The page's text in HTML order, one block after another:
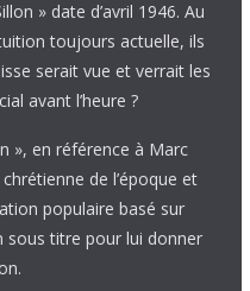
» date d’avril 1946. Au
toujours actuelle, ils
serait vue et verrait les
avant l’heure ?
», en référence à Marc
de l’époque et
populaire basé sur
sous titre pour lui donner